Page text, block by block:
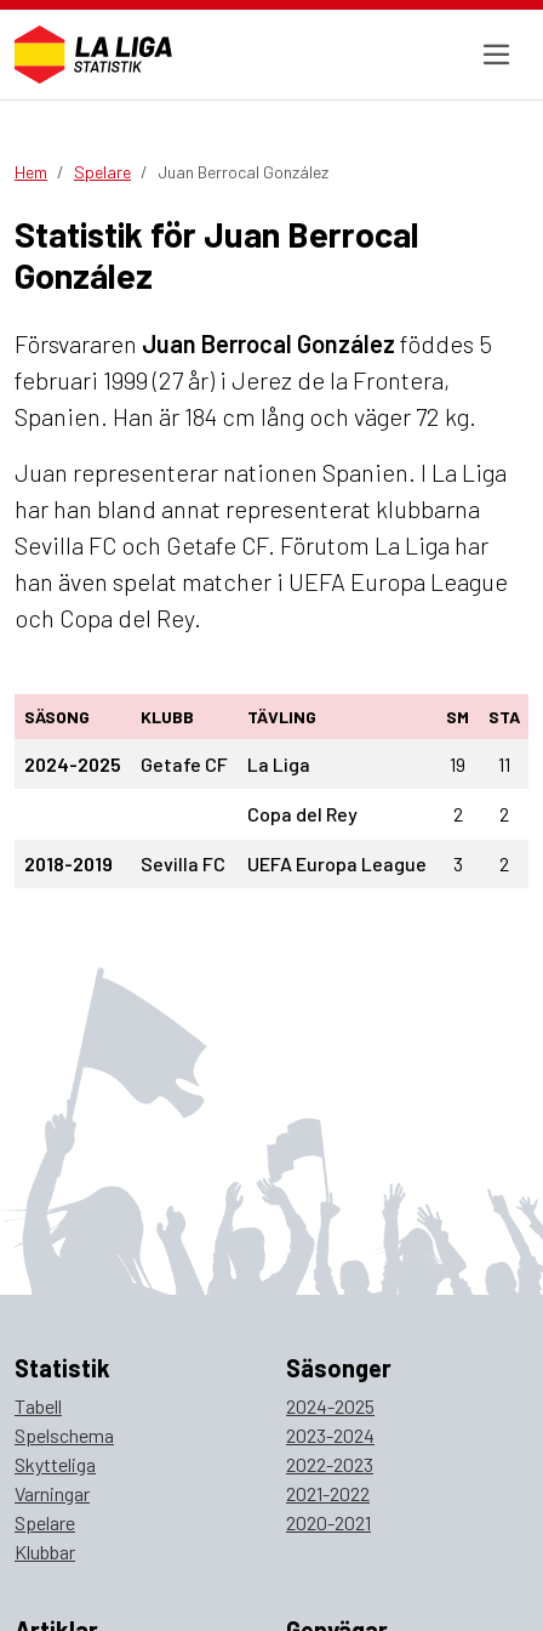
Hem Spelare Juan Berrocal González
Statistik för Juan Berrocal
González
Försvararen Juan Berrocal González föddes 5
februari 1999 (27 år) i Jerez de la Frontera,
Spanien. Han är 184 cm lång och väger 72 kg.
Juan representerar nationen Spanien. I La Liga
har han bland annat representerat klubbarna
Sevilla FC och Getafe CF. Förutom La Liga har
han även spelat matcher i UEFA Europa League
och Copa del Rey.
SÄSONG KLUBB TÄVLING SM STA
2024-2025 Getafe CF La Liga 19 11
Copa del Rey 2 2
2018-2019 Sevilla FC UEFA Europa League 3 2
Statistik
Tabell
Spelschema
Skytteliga
Varningar
Spelare
Klubbar
Säsonger
2024-2025
2023-2024
2022-2023
2021-2022
2020-2021